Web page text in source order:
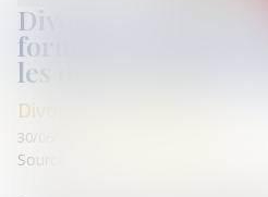
Divorce et
forme de société :
les droits sociaux
Divorce et séparation
30/06/2025
Source :